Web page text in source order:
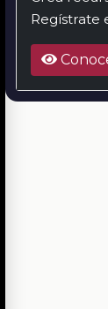
Regístrate